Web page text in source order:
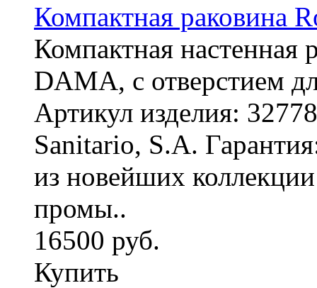
Компактная раковина
Компактная настенная
DAMA, с отверстием
Артикул изделия:
Sanitario, S.A.
из новейших
промы..
16500 руб.
Купить